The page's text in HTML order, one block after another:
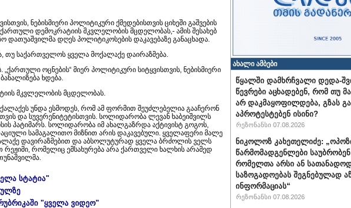
ნებისმიერი პოლიტიკური ქმედებისთვის ციხეში გაშვების
დემოკრატიის მკვლელობის მცდელობას,- ამის შესახებ
დღეს პოლიტიკოსების დაკავებაზე განაცხადა.
საქართველოს ყველა მოქალაქე დაირაზმება.
ოცნების“ მიერ პოლიტიკური სიტყვისთვის, ნებისმიერი
ხდება.
მკვლელობის მცდელობას.
უნდა ესმოდეს, რომ ამ ფორმით შეუძლებელია გააჩერონ
და სუვერენიტეტისთვის. სოლიდარობა ლევან ხაბეიშვილს
პატიმარს. სოლიდარობა იმ ახალგაზრდა აქტივისტ გოგოს,
სამაგალითო მიზნით არის დაკავებული. ყველაფერი მალე
დავირაზმებით და აბსოლუტურად ყველა ბრძოლის ველს
რეჟიმი, რომელიც ემსახურება არა ქართველი ხალხის არამედ
სტატია"
"ყველა ვიდეო"
ახალი ამბები
წყალში დამხრჩვალი დედა-
წევრები აცხადებენ, რომ თუ
არ დაკმაყოფილდება, გზას
აპროტესტებენ ისინი?
რეზონანსი 07.08.2026
ნიკოლოზ კახეთელიძე:
წარმომადგენლები საუბრობენ
რომელთა არსი ან
საზოგადოებას შეგნებულად
ინფორმაციას“
რეზონანსი 07.08.2026